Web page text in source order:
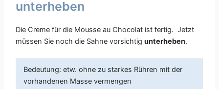
unterheben
Die Creme für die Mousse au Chocolat ist fertig. Jetzt
müssen Sie noch die Sahne vorsichtigunterheben.
Bedeutung: etw. ohne zu starkes Rühren mit der
vorhandenen Masse vermengen